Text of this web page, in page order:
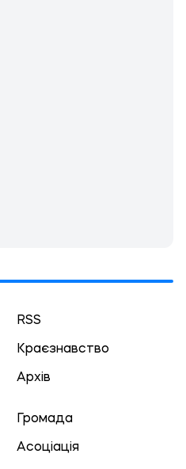
RSS
Краєзнавство
Архів
Громада
Асоціація